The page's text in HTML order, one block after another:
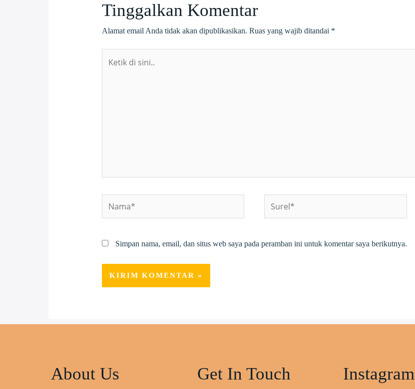
Tinggalkan Komentar
Alamat email Anda tidak akan dipublikasikan. Ruas yang wajib ditandai *
Simpan nama, email, dan situs web saya pada peramban ini untuk komentar saya berikutnya.
About Us Get In Touch Instagram